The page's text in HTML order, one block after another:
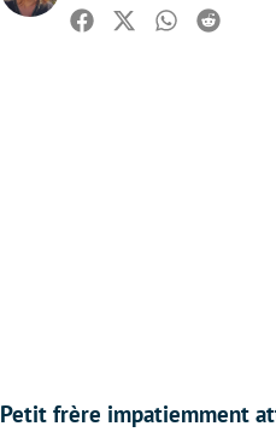
Facebook
TwitterWhatsapp
Reddit
Petit frère impatiemment